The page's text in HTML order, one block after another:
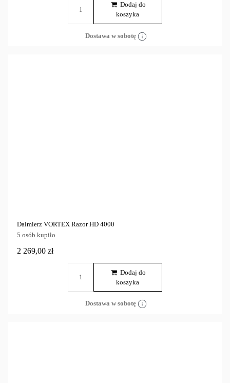
Dodaj do
koszyka
Dostawa w sobotę
Dalmierz VORTEX Razor HD 4000
5 osób kupiło
2 269,00 zł
Dodaj do
koszyka
Dostawa w sobotę